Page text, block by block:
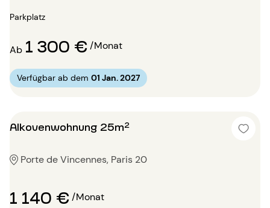
Parkplatz
Ab 1 300 €/Monat
Verfügbar ab dem 01 Jan. 2027
Alkovenwohnung 25m²
Porte de Vincennes, Paris 20
1 140 €/Monat